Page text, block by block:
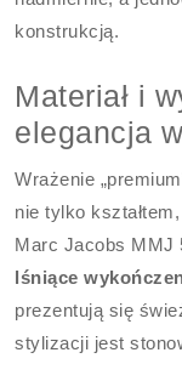
konstrukcją.
Materiał i
elegancja
Wrażenie
nie tylko
Marc Jacobs MMJ
lśniące
prezentują się
stylizacji jest